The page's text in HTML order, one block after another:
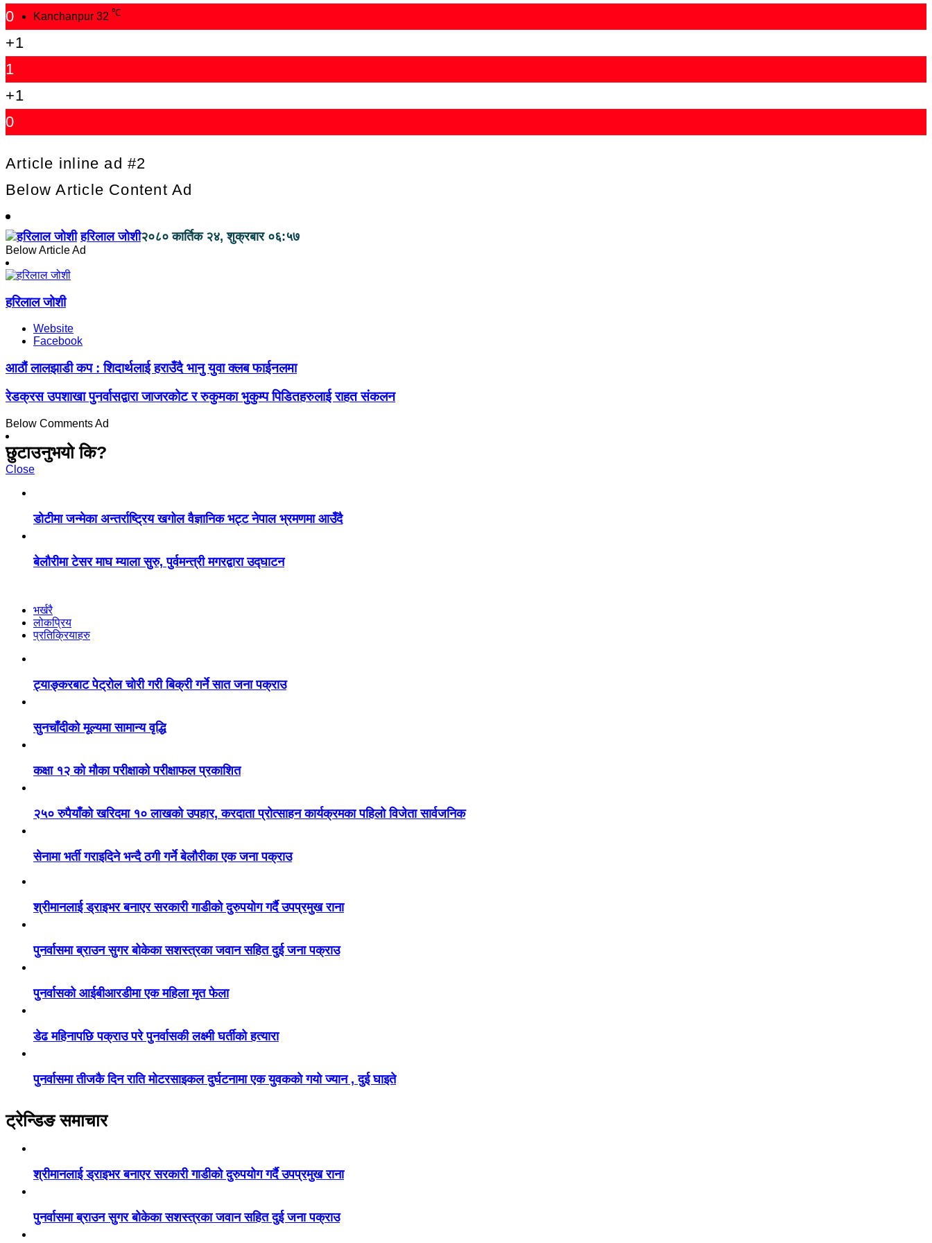
Kanchanpur 32 ℃
0
+1
1
+1
0
Article inline ad #2
Below Article Content Ad
हरिलाल जोशी२०८० कार्तिक २४, शुक्रबार ०६:५७
Below Article Ad
हरिलाल जोशी
Website
Facebook
आठौं लालझाडी कप : शिदार्थलाई हराउँदै भानु युवा क्लब फाईनलमा
रेडक्रस उपशाखा पुनर्वासद्वारा जाजरकोट र रुकुमका भुकुम्प पिडितहरुलाई राहत संकलन
Below Comments Ad
छुटाउनुभयो कि?
Close
डोटीमा जन्मेका अन्तर्राष्ट्रिय खगोल वैज्ञानिक भट्ट नेपाल भ्रमणमा आउँदै
बेलौरीमा टेसर माघ म्याला सुरु, पुर्वमन्त्री मगरद्वारा उद्घाटन
भर्खरै
लोकप्रिय
प्रतिक्रियाहरु
ट्याङ्करबाट पेट्रोल चोरी गरी बिक्री गर्ने सात जना पक्राउ
सुनचाँदीको मूल्यमा सामान्य वृद्धि
कक्षा १२ को मौका परीक्षाको परीक्षाफल प्रकाशित
२५० रुपैयाँको खरिदमा १० लाखको उपहार, करदाता प्रोत्साहन कार्यक्रमका पहिलो विजेता सार्वजनिक
सेनामा भर्ती गराइदिने भन्दै ठगी गर्ने बेलौरीका एक जना पक्राउ
श्रीमानलाई ड्राइभर बनाएर सरकारी गाडीको दुरुपयोग गर्दै उपप्रमुख राना
पुनर्वासमा ब्राउन सुगर बोकेका सशस्त्रका जवान सहित दुई जना पक्राउ
पुनर्वासको आईबीआरडीमा एक महिला मृत फेला
डेढ महिनापछि पक्राउ परे पुनर्वासकी लक्ष्मी घर्तीको हत्यारा
पुनर्वासमा तीजकै दिन राति मोटरसाइकल दुर्घटनामा एक युवकको गयो ज्यान , दुई घाइते
ट्रेन्डिङ समाचार
श्रीमानलाई ड्राइभर बनाएर सरकारी गाडीको दुरुपयोग गर्दै उपप्रमुख राना
पुनर्वासमा ब्राउन सुगर बोकेका सशस्त्रका जवान सहित दुई जना पक्राउ